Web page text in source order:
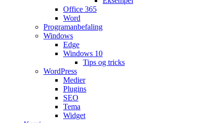
Office 365
Word
Programanbefaling
Windows
Edge
Windows 10
Tips og tricks
WordPress
Medier
Plugins
SEO
Tema
Widget